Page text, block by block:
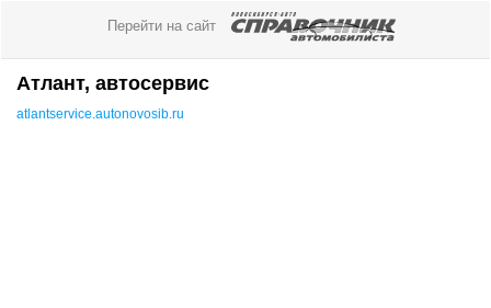
Перейти на сайт
Атлант, автосервис
atlantservice.autonovosib.ru